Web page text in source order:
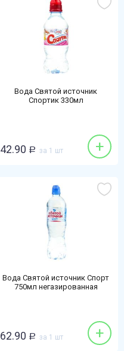
Вода Святой источник
Спортик 330мл
42.90 Р за 1 шт +
Вода Святой источник Спорт
750мл негазированная
62.90 Р за 1 шт +